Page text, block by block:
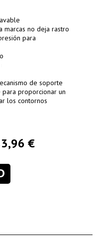
marcas no deja rastro
para
de soporte
proporcionar un
los contornos
€